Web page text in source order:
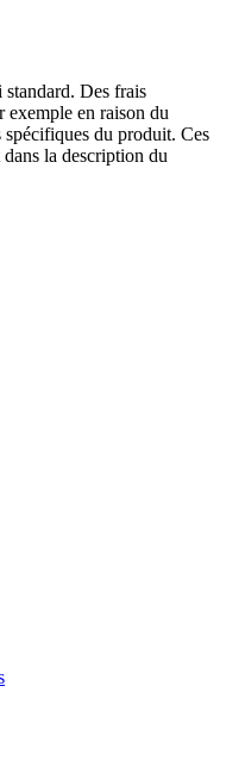
Des frais
exemple en raison du
spécifiques du produit. Ces
la description du